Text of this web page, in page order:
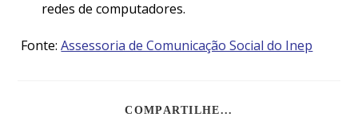
redes de computadores.
Fonte:Assessoria de Comunicação Social do Inep
COMPARTILHE...